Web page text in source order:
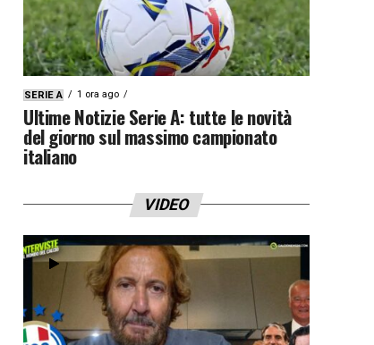
SERIE A 1 ora ago
Ultime Notizie Serie A: tutte le novità
del giorno sul massimo campionato
italiano
VIDEO